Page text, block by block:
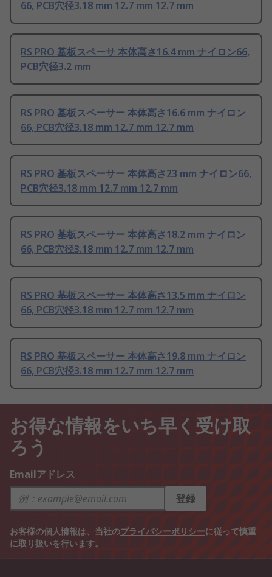
66, PCB穴径3.18 mm 12.7 mm 12.7 mm
RS PRO 基板スペーサ 本体高さ16.4 mm ナイロン66,
PCB穴径3.2 mm
RS PRO 基板スペーサー 本体高さ16.6 mm ナイロン
66, PCB穴径3.18 mm 12.7 mm 12.7 mm
RS PRO 基板スペーサー 本体高さ23 mm ナイロン66,
PCB穴径3.18 mm 12.7 mm 12.7 mm
RS PRO 基板スペーサー 本体高さ18.2 mm ナイロン
66, PCB穴径3.18 mm 12.7 mm 12.7 mm
RS PRO 基板スペーサー 本体高さ13.5 mm ナイロン
66, PCB穴径3.18 mm 12.7 mm 12.7 mm
RS PRO 基板スペーサー 本体高さ19.8 mm ナイロン
66, PCB穴径3.18 mm 12.7 mm 12.7 mm
お得な情報をいち早く受け取
ろう
Emailアドレス
登録
お客様の個人情報は、当社のプライバシーポリシーに従って慎重
に取り扱いを行います。